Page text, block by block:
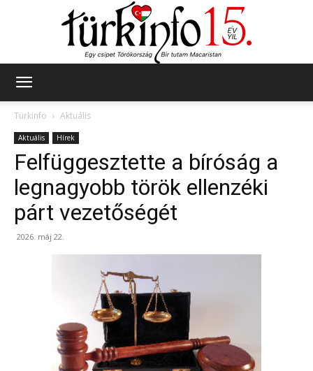
Türkinfo
Aktuális
Aktuális Hírek
Felfüggesztette a bíróság a
legnagyobb török ellenzéki
párt vezetőségét
2026. máj 22.